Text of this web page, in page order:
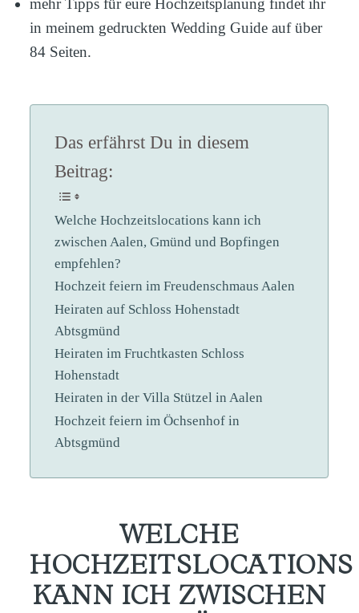
mehr Tipps für eure Hochzeitsplanung findet ihr
in meinem gedruckten Wedding Guide auf über
84 Seiten.
Das erfährst Du in diesem
Beitrag:
Welche Hochzeitslocations kann ich
zwischen Aalen, Gmünd und Bopfingen
empfehlen?
Hochzeit feiern im Freudenschmaus Aalen
Heiraten auf Schloss Hohenstadt
Abtsgmünd
Heiraten im Fruchtkasten Schloss
Hohenstadt
Heiraten in der Villa Stützel in Aalen
Hochzeit feiern im Öchsenhof in
Abtsgmünd
WELCHE
HOCHZEITSLOCATIONS
KANN ICH ZWISCHEN